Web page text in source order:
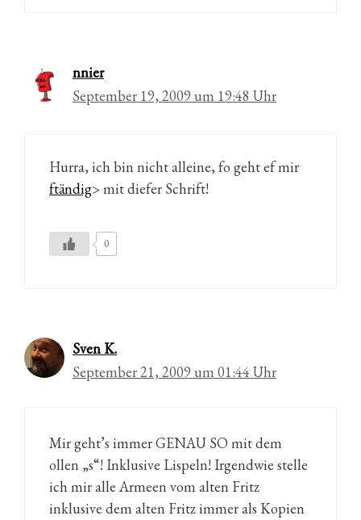
nnier
September 19, 2009 um 19:48 Uhr
Hurra, ich bin nicht alleine, fo geht ef mir
ftändig> mit diefer Schrift!
0
Sven K.
September 21, 2009 um 01:44 Uhr
Mir geht’s immer GENAU SO mit dem
ollen „s“! Inklusive Lispeln! Irgendwie stelle
ich mir alle Armeen vom alten Fritz
inklusive dem alten Fritz immer als Kopien